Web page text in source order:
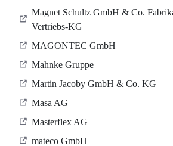
Magnet Schultz GmbH & Co.
Vertriebs-KG
MAGONTEC GmbH
Mahnke Gruppe
Martin Jacoby GmbH & Co. KG
Masa AG
Masterflex AG
mateco GmbH